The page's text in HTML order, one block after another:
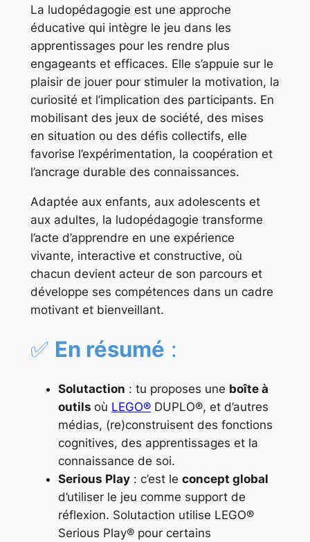
La ludopédagogie est une approche
éducative qui intègre le jeu dans les
apprentissages pour les rendre plus
engageants et efficaces. Elle s’appuie sur le
plaisir de jouer pour stimuler la motivation, la
curiosité et l’implication des participants. En
mobilisant des jeux de société, des mises
en situation ou des défis collectifs, elle
favorise l’expérimentation, la coopération et
l’ancrage durable des connaissances.
Adaptée aux enfants, aux adolescents et
aux adultes, la ludopédagogie transforme
l’acte d’apprendre en une expérience
vivante, interactive et constructive, où
chacun devient acteur de son parcours et
développe ses compétences dans un cadre
motivant et bienveillant.
✅ En résumé :
Solutaction : tu proposes une boîte à
outils où LEGO®DUPLO®, et d’autres
médias, (re)construisent des fonctions
cognitives, des apprentissages et la
connaissance de soi.
Serious Play: c’est le concept global
d’utiliser le jeu comme support de
réflexion. Solutaction utilise LEGO®
Serious Play® pour certains